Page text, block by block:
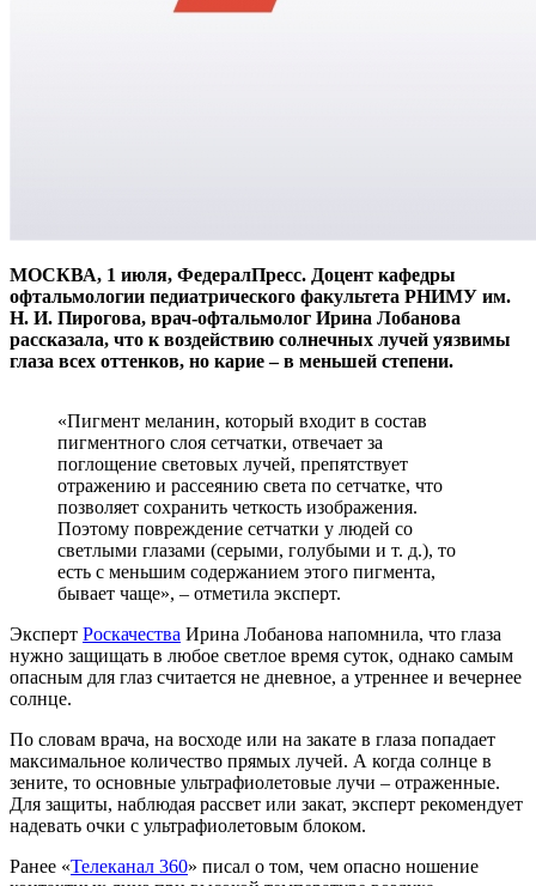
МОСКВА, 1 июля, ФедералПресс. Доцент кафедры
офтальмологии педиатрического факультета РНИМУ им.
Н. И. Пирогова, врач-офтальмолог Ирина Лобанова
рассказала, что к воздействию солнечных лучей уязвимы
глаза всех оттенков, но карие – в меньшей степени.
«Пигмент меланин, который входит в состав
пигментного слоя сетчатки, отвечает за
поглощение световых лучей, препятствует
отражению и рассеянию света по сетчатке, что
позволяет сохранить четкость изображения.
Поэтому повреждение сетчатки у людей со
светлыми глазами (серыми, голубыми и т. д.), то
есть с меньшим содержанием этого пигмента,
бывает чаще», – отметила эксперт.
Эксперт Роскачества Ирина Лобанова напомнила, что глаза
нужно защищать в любое светлое время суток, однако самым
опасным для глаз считается не дневное, а утреннее и вечернее
солнце.
По словам врача, на восходе или на закате в глаза попадает
максимальное количество прямых лучей. А когда солнце в
зените, то основные ультрафиолетовые лучи – отраженные.
Для защиты, наблюдая рассвет или закат, эксперт рекомендует
надевать очки с ультрафиолетовым блоком.
Ранее «Телеканал 360» писал о том, чем опасно ношение